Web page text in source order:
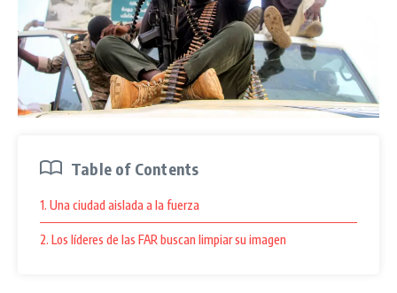
Table of Contents
1. Una ciudad aislada a la fuerza
2. Los líderes de las FAR buscan limpiar su imagen